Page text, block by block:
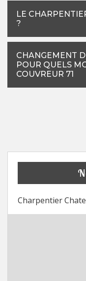
LE
?
CHANGEMENT
POUR QUELS
COUVREUR 71
Charpentier